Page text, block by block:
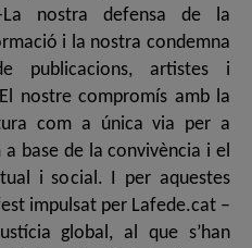
La nostra defensa de la
i la nostra condemna
publicacions, artistes i
nostre compromís amb la
com a única via per a
base de la convivència i el
i social. I per aquestes
impulsat per Lafede.cat –
global, al que s’han